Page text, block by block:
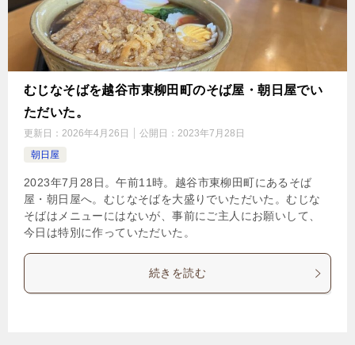
むじなそばを越谷市東柳田町のそば屋・朝日屋でい
ただいた。
更新日： 2026年4月26日 公開日： 2023年7月28日
朝日屋
2023年7月28日。午前11時。越谷市東柳田町にあるそば
屋・朝日屋へ。むじなそばを大盛りでいただいた。むじな
そばはメニューにはないが、事前にご主人にお願いして、
今日は特別に作っていただいた。
続きを読む